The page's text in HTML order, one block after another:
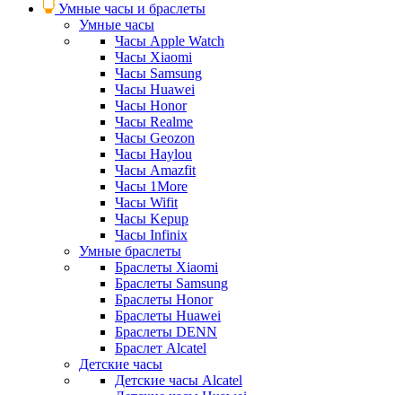
Умные часы и браслеты
Умные часы
Часы Apple Watch
Часы Xiaomi
Часы Samsung
Часы Huawei
Часы Honor
Часы Realme
Часы Geozon
Часы Haylou
Часы Amazfit
Часы 1More
Часы Wifit
Часы Kepup
Часы Infinix
Умные браслеты
Браслеты Xiaomi
Браслеты Samsung
Браслеты Honor
Браслеты Huawei
Браслеты DENN
Браслет Alcatel
Детские часы
Детские часы Alcatel